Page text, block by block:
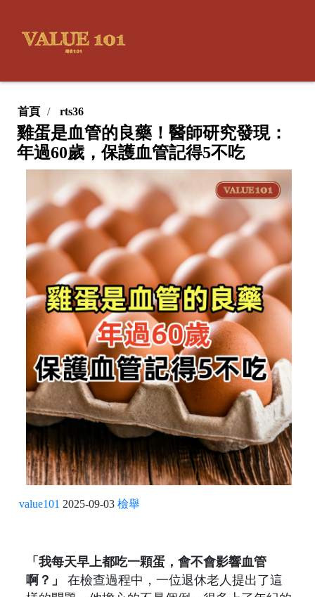
首頁 rts36
雞蛋是血管的良藥！醫師研究發現：
年過60歲，保護血管記得5不吃
value101 2025-09-03 檢舉
「我每天早上都吃一顆蛋，會不會影響血管
啊？」
在檢查過程中，一位退休老人提出了這